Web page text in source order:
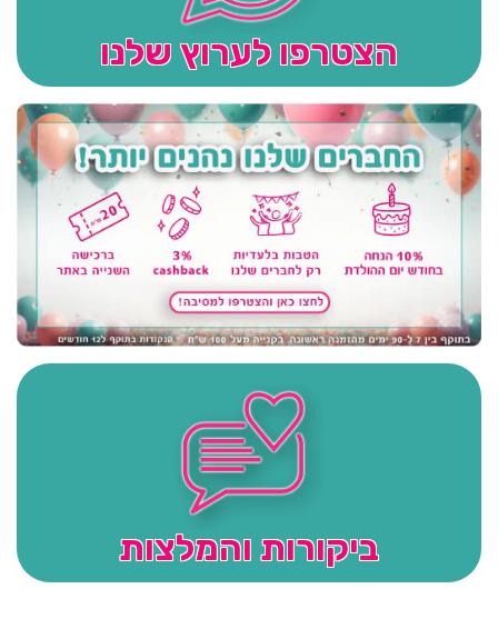
הצטרפו לערוץ שלנו
ביקורות והמלצות